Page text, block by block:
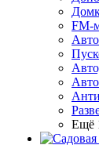
FM-
Ещё